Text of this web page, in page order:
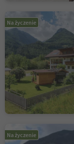
Na życzenie
Na życzenie